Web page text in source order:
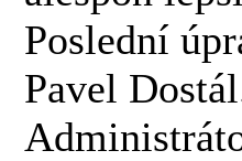
Poslední
Pavel